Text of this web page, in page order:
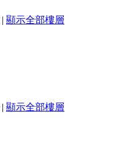
| 顯示全部樓層
| 顯示全部樓層